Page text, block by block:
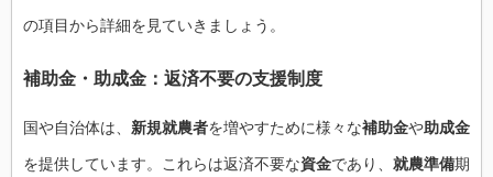
の項目から詳細を見ていきましょう。
補助金・助成金：返済不要の支援制度
国や自治体は、 新規就農者を増やすために様々な補助金や助成金
を提供しています。これらは返済不要な資金であり、 就農準備期